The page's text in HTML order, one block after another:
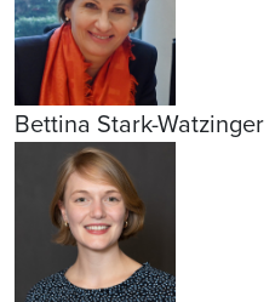
Bettina Stark-Watzinger